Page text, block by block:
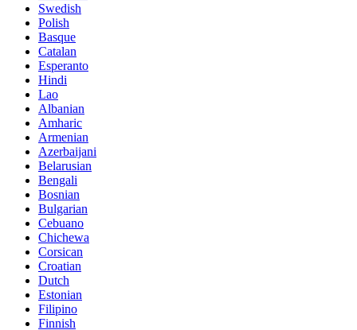
Swedish
Polish
Basque
Catalan
Esperanto
Hindi
Lao
Albanian
Amharic
Armenian
Azerbaijani
Belarusian
Bengali
Bosnian
Bulgarian
Cebuano
Chichewa
Corsican
Croatian
Dutch
Estonian
Filipino
Finnish